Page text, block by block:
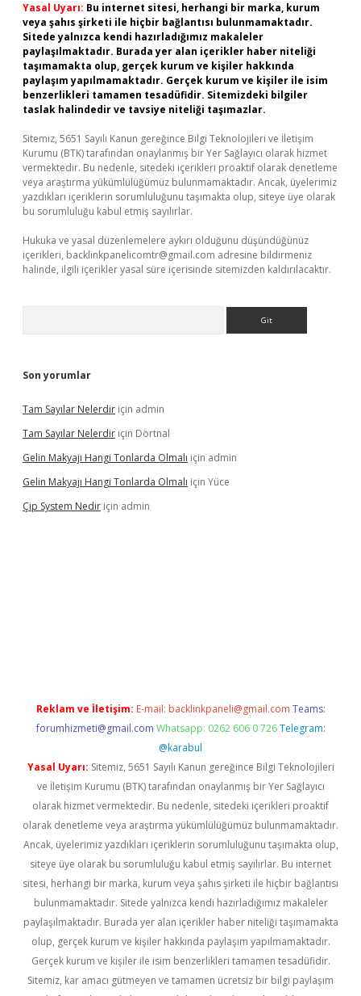
Yasal Uyarı: Bu internet sitesi, herhangi bir marka, kurum
veya şahıs şirketi ile hiçbir bağlantısı bulunmamaktadır.
Sitede yalnızca kendi hazırladığımız makaleler
paylaşılmaktadır. Burada yer alan içerikler haber niteliği
taşımamakta olup, gerçek kurum ve kişiler hakkında
paylaşım yapılmamaktadır. Gerçek kurum ve kişiler ile isim
benzerlikleri tamamen tesadüfidir. Sitemizdeki bilgiler
taslak halindedir ve tavsiye niteliği taşımazlar.
Sitemiz, 5651 Sayılı Kanun gereğince Bilgi Teknolojileri ve İletişim
Kurumu (BTK) tarafından onaylanmış bir Yer Sağlayıcı olarak hizmet
vermektedir. Bu nedenle, sitedeki içerikleri proaktif olarak denetleme
veya araştırma yükümlülüğümüz bulunmamaktadır. Ancak, üyelerimiz
yazdıkları içeriklerin sorumluluğunu taşımakta olup, siteye üye olarak
bu sorumluluğu kabul etmiş sayılırlar.
Hukuka ve yasal düzenlemelere aykırı olduğunu düşündüğünüz
içerikleri, backlinkpanelicomtr@gmail.com adresine bildirmeniz
halinde, ilgili içerikler yasal süre içerisinde sitemizden kaldırılacaktır.
Son yorumlar
Tam Sayılar Nelerdir için admin
Tam Sayılar Nelerdir için Dörtnal
Gelin Makyajı Hangi Tonlarda Olmalı için admin
Gelin Makyajı Hangi Tonlarda Olmalı için Yüce
Çip System Nedir için admin
Reklam ve İletişim: E-mail: backlinkpaneli@gmail.com Teams:
forumhizmeti@gmail.com Whatsapp: 0262 606 0 726 Telegram:
@karabul
Yasal Uyarı: Sitemiz, 5651 Sayılı Kanun gereğince Bilgi Teknolojileri
ve İletişim Kurumu (BTK) tarafından onaylanmış bir Yer Sağlayıcı
olarak hizmet vermektedir. Bu nedenle, sitedeki içerikleri proaktif
olarak denetleme veya araştırma yükümlülüğümüz bulunmamaktadır.
Ancak, üyelerimiz yazdıkları içeriklerin sorumluluğunu taşımakta olup,
siteye üye olarak bu sorumluluğu kabul etmiş sayılırlar. Bu internet
sitesi, herhangi bir marka, kurum veya şahıs şirketi ile hiçbir bağlantısı
bulunmamaktadır. Sitede yalnızca kendi hazırladığımız makaleler
paylaşılmaktadır. Burada yer alan içerikler haber niteliği taşımamakta
olup, gerçek kurum ve kişiler hakkında paylaşım yapılmamaktadır.
Gerçek kurum ve kişiler ile isim benzerlikleri tamamen tesadüfidir.
Sitemiz, kar amacı gütmeyen ve tamamen ücretsiz bir bilgi paylaşım